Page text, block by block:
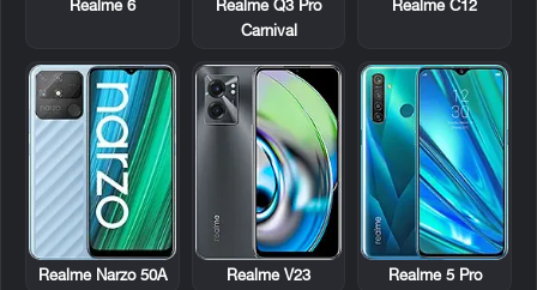
Realme C12
Realme Q3 Pro
Carnival
Realme 6
Realme 5 Pro
Realme V23
Realme Narzo 50A